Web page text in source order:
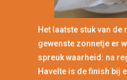
Het laatste stuk van de
gewenste zonnetje er
spreuk waarheid: na
Havelte is de finish bij